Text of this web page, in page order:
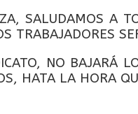
SALUDAMOS A
TRABAJADORES
NO BAJARÁ
HATA LA HORA